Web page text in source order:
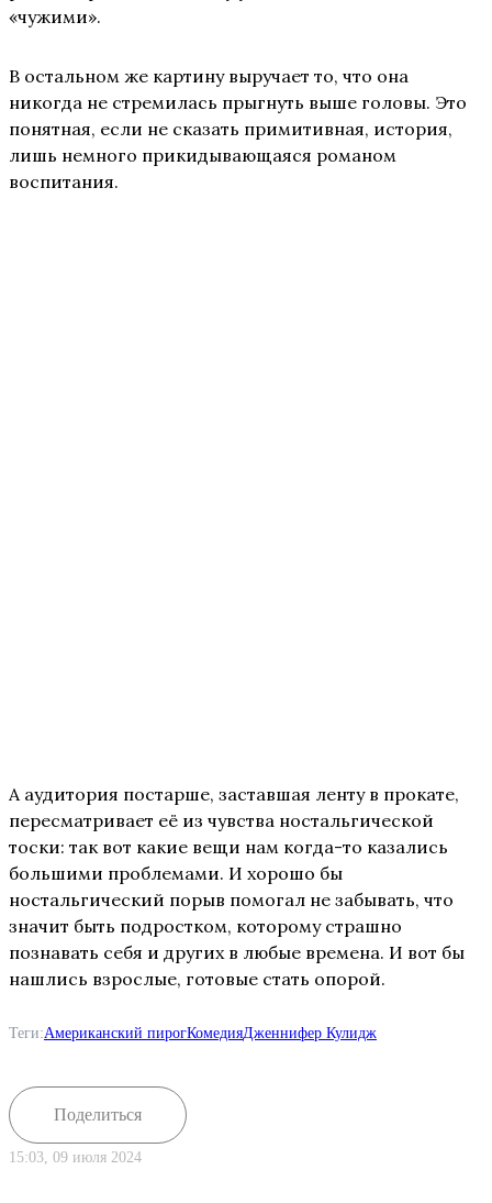
«чужими».
В остальном же картину выручает то, что она
никогда не стремилась прыгнуть выше головы. Это
понятная, если не сказать примитивная, история,
лишь немного прикидывающаяся романом
воспитания.
А аудитория постарше, заставшая ленту в прокате,
пересматривает её из чувства ностальгической
тоски: так вот какие вещи нам когда-то казались
большими проблемами. И хорошо бы
ностальгический порыв помогал не забывать, что
значит быть подростком, которому страшно
познавать себя и других в любые времена. И вот бы
нашлись взрослые, готовые стать опорой.
Теги:Американский пирогКомедияДженнифер Кулидж
Поделиться
15:03, 09 июля 2024